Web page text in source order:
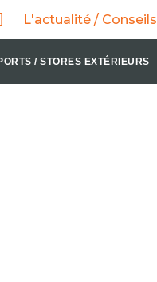
L'actualité / Conseils
/ STORES EXTÉRIEURS